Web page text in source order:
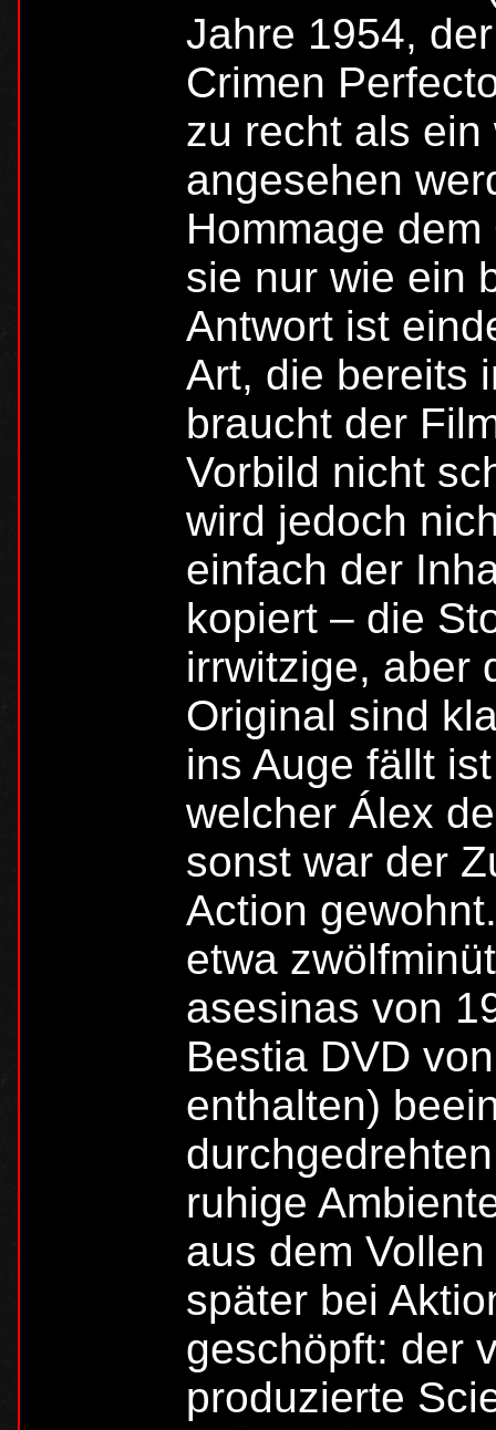
Jahre 1954,
Crimen
zu recht als
angesehen
Hommage
sie nur wie ein
Antwort ist
Art, die bereits
braucht der
Vorbild nicht
wird jedoch
einfach der
kopiert – die
irrwitzige, aber
Original sind
ins Auge fällt
welcher Álex
sonst war der
Action
etwa
asesinas von
Bestia DVD
enthalten)
ruhige
aus dem
später bei
geschöpft: der
produzierte